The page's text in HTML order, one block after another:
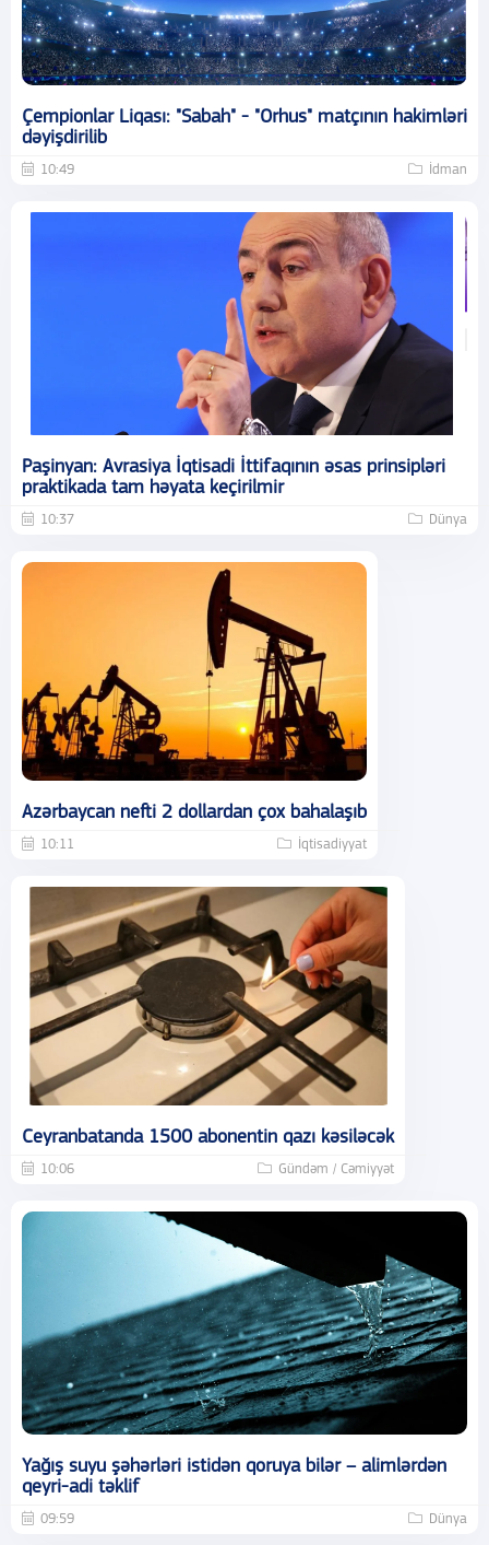
Çempionlar Liqası: "Sabah" - "Orhus" matçının hakimləri
dəyişdirilib
10:49 İdman
Paşinyan: Avrasiya İqtisadi İttifaqının əsas prinsipləri
praktikada tam həyata keçirilmir
10:37 Dünya
Azərbaycan nefti 2 dollardan çox bahalaşıb
10:11 İqtisadiyyat
Ceyranbatanda 1500 abonentin qazı kəsiləcək
10:06 Gündəm / Cəmiyyət
Yağış suyu şəhərləri istidən qoruya bilər – alimlərdən
qeyri-adi təklif
09:59 Dünya